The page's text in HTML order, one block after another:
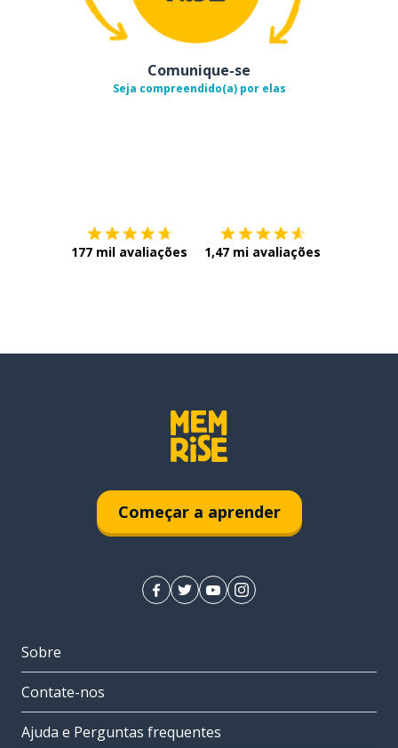
Comunique-se
Seja compreendido(a) por elas
177 mil avaliações 1,47 mi avaliações
Começar a aprender
Sobre
Contate-nos
Ajuda e Perguntas frequentes